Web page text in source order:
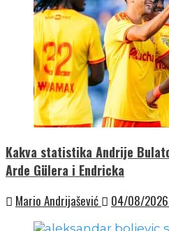
Kakva statistika Andrije
Arde Gülera i Endricka
Mario Andrijašević 04/08/2026